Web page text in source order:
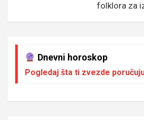
folklora za
Dnevni horoskop
Pogledaj šta ti zvezde